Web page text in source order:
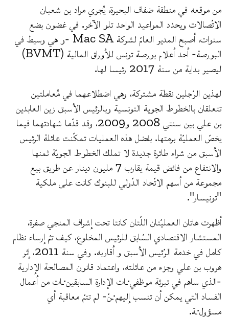
من موقعه في منطقة ضفاف البحيرة، يُجري مراد بن شعبان
الاتّصالات ويحدد المواعيد الواحد تلو الآخر. في غضون بضع
سنوات، أصبح المدير العامّ لشركة Mac SA -و هي وسيط في
البورصة- أحد أعلام بورصة تونس للأوراق المالية (BVMT)
ليصير بداية من سنة 2017 رئيسا لها.
لهذين الرّجلين نقطة مشتركة، وهي اضطلاعهما في مُعاملتين
تتعلقان بالخطوط الجوية التونسية وبالرئيس الأسبق زين العابدين
بن علي بين سنتي 2008 و2009، وقد قدّما شهادتهما فيما
يخصّ العمليّة برمتها. بفضل هذه العمليات تمكّنت عائلة الرئيس
الأسبق من شراء طائرة جديدة لا تملك الخطوط الجويّة ثمنها
والانتفاع من فائض قيمة يقارب 7 مليون دينار عن طريق بيع
مجموعة من أسهم الاتّحاد الدّولي للبنوك كانت على ملكية
"تونيسار".
أظهرت هاتان العمليّتان اللّتان كانتا تحت إشراف المنجي صفرة،
المستشار الاقتصادي السّابق للرئيس المخلوع، كيف تمّ إرساء نظام
كامل في خدمة الرّئيس الأسبق و أقاربه. وفي سنة 2011، إثر
هروب بن علي وجزء من عائلته، واعتماد قانون المصالحة الإدارية
-الذي ساهم في تبرئة موظفي·ـات الإدارة السابقين·ـات من أعمال
الفساد التي يمكن أن تنسب إليهم·ـنّ- لم تتمّ معاقبة أي
مسؤول·ـة.